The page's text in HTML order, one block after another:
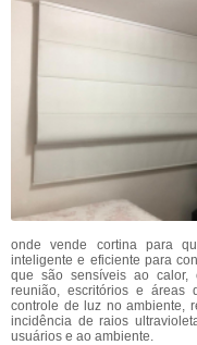
onde vende cortina para
inteligente e eficiente para
que são sensíveis ao calor,
reunião, escritórios e áreas
controle de luz no ambiente,
incidência de raios
usuários e ao ambiente.